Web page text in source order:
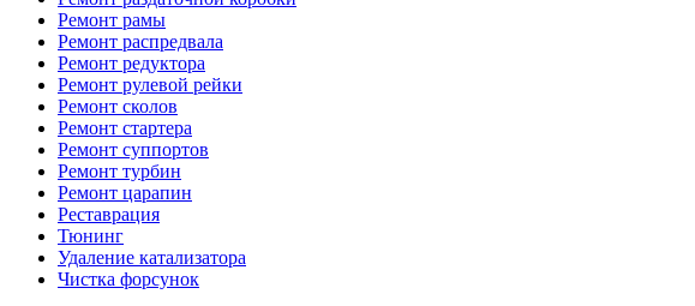
Ремонт рамы
Ремонт распредвала
Ремонт редуктора
Ремонт рулевой рейки
Ремонт сколов
Ремонт стартера
Ремонт суппортов
Ремонт турбин
Ремонт царапин
Реставрация
Тюнинг
Удаление катализатора
Чистка форсунок